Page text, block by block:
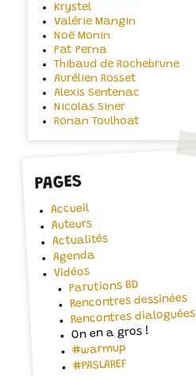
Krystel
Valérie Mangin
Noë Monin
Pat Perna
Thibaud de Rochebrune
Aurélien Rosset
Alexis Sentenac
Nicolas Siner
Ronan Toulhoat
PAGES
Accueil
Auteurs
Actualités
Agenda
Vidéos
Parutions BD
Rencontres dessinées
Rencontres dialoguées
On en a gros !
#warmup
#PASLAREF